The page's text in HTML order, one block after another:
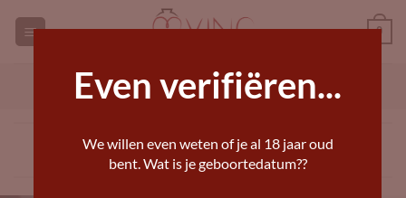
naar
0
GEORGISCHE WIJNEN KOPEN ANDERE WIJN KOPEN
GHVINO.NL | GEORGISCHE WIJN
SPECIAALZAAK
Even verifiëren...
We willen even weten of je al 18 jaar oud
bent. Wat is je geboortedatum??